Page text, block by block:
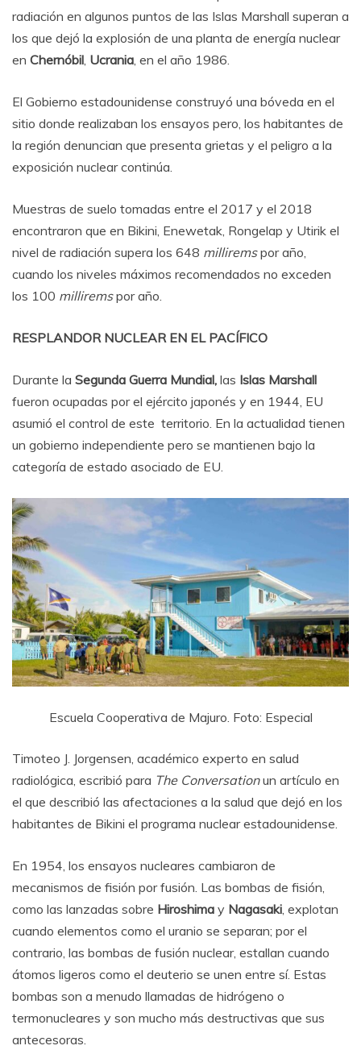
radiación en algunos puntos de las Islas Marshall superan a
los que dejó la explosión de una planta de energía nuclear
en Chernóbil Ucrania , en el año 1986.
El Gobierno estadounidense construyó una bóveda en el
sitio donde realizaban los ensayos pero, los habitantes de
la región denuncian que presenta grietas y el peligro a la
exposición nuclear continúa.
Muestras de suelo tomadas entre el 2017 y el 2018
encontraron que en Bikini, Enewetak, Rongelap y Utirik el
nivel de radiación supera los 648 milliremspor año,
cuando los niveles máximos recomendados no exceden
los 100 milliremspor año.
RESPLANDOR NUCLEAR EN EL PACÍFICO
Durante la Segunda Guerra Mundial, las Islas Marshall
fueron ocupadas por el ejército japonés y en 1944, EU
asumió el control de este territorio. En la actualidad tienen
un gobierno independiente pero se mantienen bajo la
categoría de estado asociado de EU.
Escuela Cooperativa de Majuro. Foto: Especial
Timoteo J. Jorgensen, académico experto en salud
radiológica, escribió para The Conversationun artículo en
el que describió las afectaciones a la salud que dejó en los
habitantes de Bikini el programa nuclear estadounidense.
En 1954, los ensayos nucleares cambiaron de
mecanismos de fisión por fusión. Las bombas de fisión,
como las lanzadas sobre Hiroshima y Nagasaki , explotan
cuando elementos como el uranio se separan; por el
contrario, las bombas de fusión nuclear, estallan cuando
átomos ligeros como el deuterio se unen entre sí. Estas
bombas son a menudo llamadas de hidrógeno o
termonucleares y son mucho más destructivas que sus
antecesoras.